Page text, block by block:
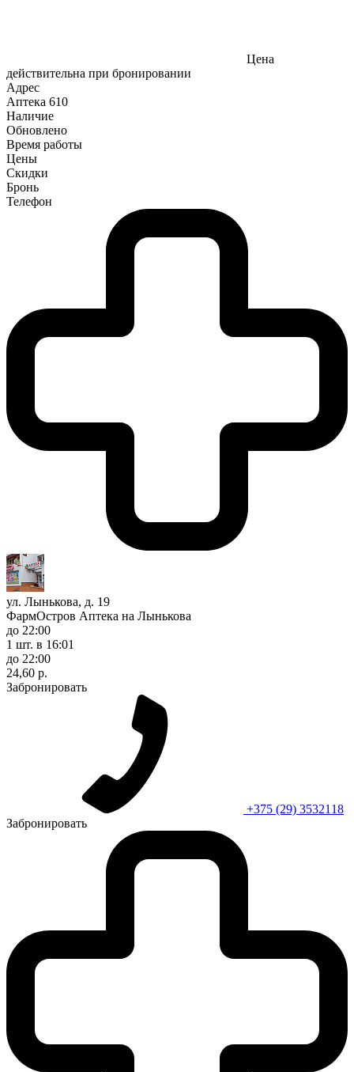
Цена
действительна при бронировании
Адрес
Аптека 610
Наличие
Обновлено
Время работы
Цены
Скидки
Бронь
Телефон
ул. Лынькова, д. 19
ФармОстров Аптека на Лынькова
до 22:00
1 шт. в 16:01
до 22:00
24,60 р.
Забронировать
+375 (29) 3532118
Забронировать